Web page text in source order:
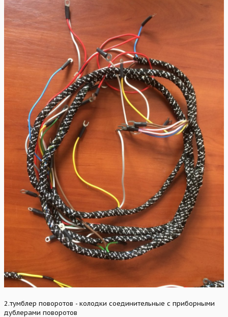
2.тумблер поворотов - колодки соединительные с приборными
дублерами поворотов